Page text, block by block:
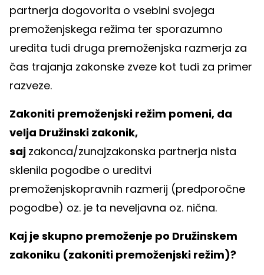
partnerja dogovorita o vsebini svojega
premoženjskega režima ter sporazumno
uredita tudi druga premoženjska razmerja za
čas trajanja zakonske zveze kot tudi za primer
razveze.
Zakoniti premoženjski režim pomeni, da
velja Družinski zakonik,
saj zakonca/zunajzakonska partnerja nista
sklenila pogodbe o ureditvi
premoženjskopravnih razmerij (predporočne
pogodbe) oz. je ta neveljavna oz. nična.
Kaj je skupno premoženje po Družinskem
zakoniku (zakoniti premoženjski režim)?